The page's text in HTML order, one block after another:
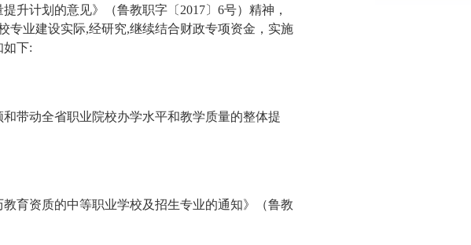
升计划的意见》（鲁教职字〔2017〕6号）精神，
专业建设实际,经研究,继续结合财政专项资金，实施
如下:
带动全省职业院校办学水平和教学质量的整体提
育资质的中等职业学校及招生专业的通知》（鲁教